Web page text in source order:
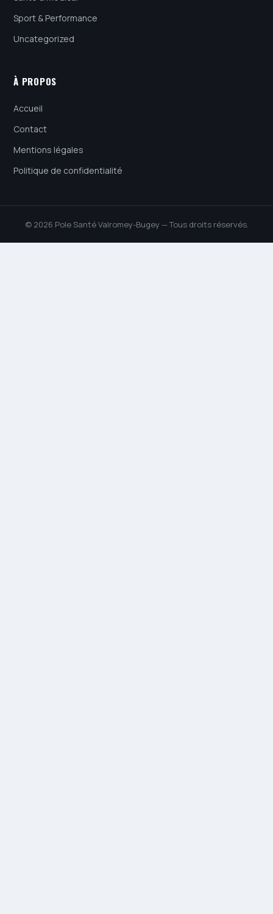
Sport & Performance
Uncategorized
À PROPOS
Accueil
Contact
Mentions légales
Politique de confidentialité
© 2026 Pole Santé Valromey-Bugey — Tous droits réservés.